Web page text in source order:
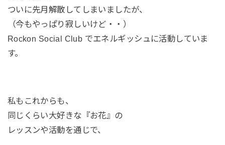
ついに先月解散してしまいましたが、
（今もやっぱり寂しいけど・・）
Rockon Social Club でエネルギッシュに活動していま
す。
私もこれからも、
同じくらい大好きな『お花』の
レッスンや活動を通じで、